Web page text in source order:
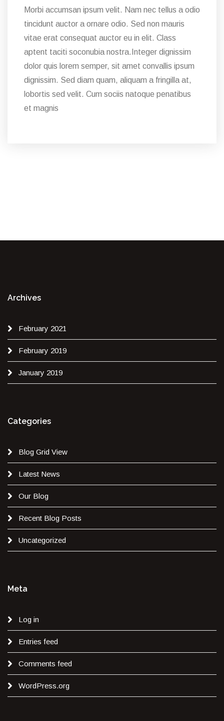
Morbi accumsan ipsum velit. Nam nec tellus a odio
tincidunt auctor a ornare odio. Sed non mauris
vitae erat consequat auctor eu in elit. Class
aptent taciti soconubia nostra.Integer dignissim
dolor quis lorem semper, sit amet convallis ipsum
dignissim. Sed diam quam, aliquam a fringilla at,
lobortis sed velit. Cum sociis natoque penatibus
et magnis
Archives
February 2021
February 2019
January 2019
Categories
Blog Grid View
Latest News
Our Blog
Recent Blog Posts
Uncategorized
Meta
Log in
Entries feed
Comments feed
WordPress.org